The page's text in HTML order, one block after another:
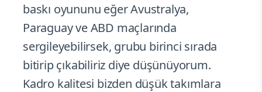
baskı oyununu eğer Avustralya,
Paraguay ve ABD maçlarında
sergileyebilirsek, grubu birinci sırada
bitirip çıkabiliriz diye düşünüyorum.
Kadro kalitesi bizden düşük takımlara